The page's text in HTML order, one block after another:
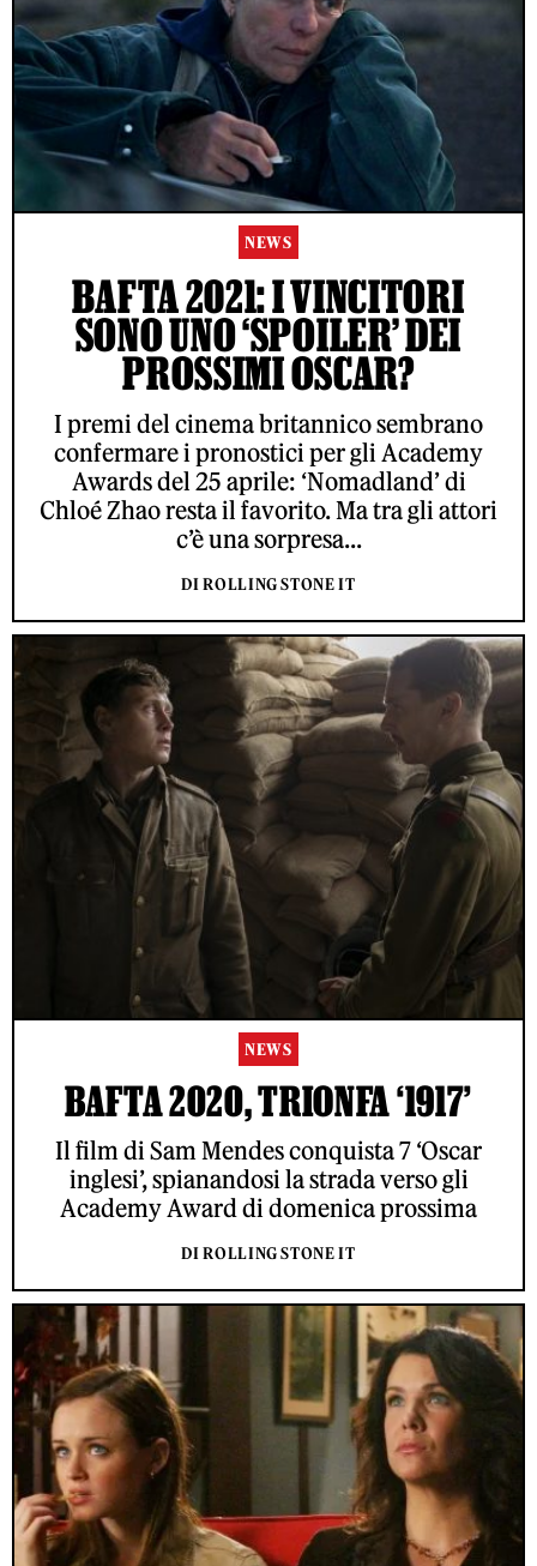
NEWS
BAFTA 2021: I VINCITORI
SONO UNO ‘SPOILER’ DEI
PROSSIMI OSCAR?
I premi del cinema britannico sembrano
confermare i pronostici per gli Academy
Awards del 25 aprile: ‘Nomadland’ di
Chloé Zhao resta il favorito. Ma tra gli attori
c’è una sorpresa...
DI ROLLING STONE IT
NEWS
BAFTA 2020, TRIONFA ‘1917’
Il film di Sam Mendes conquista 7 ‘Oscar
inglesi’, spianandosi la strada verso gli
Academy Award di domenica prossima
DI ROLLING STONE IT